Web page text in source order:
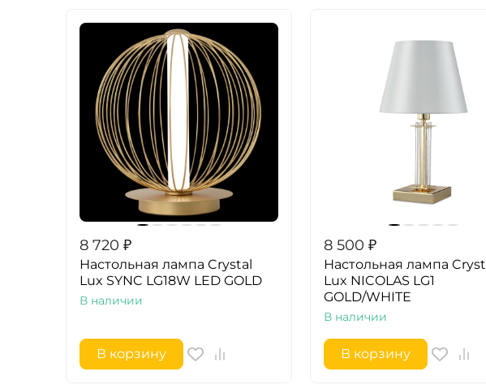
8 720 ₽
Настольная лампа Crystal
Lux SYNC LG18W LED GOLD
В наличии
В корзину
8 500 ₽
Настольная лампа
Lux NICOLAS LG1
GOLD/WHITE
В наличии
В корзину